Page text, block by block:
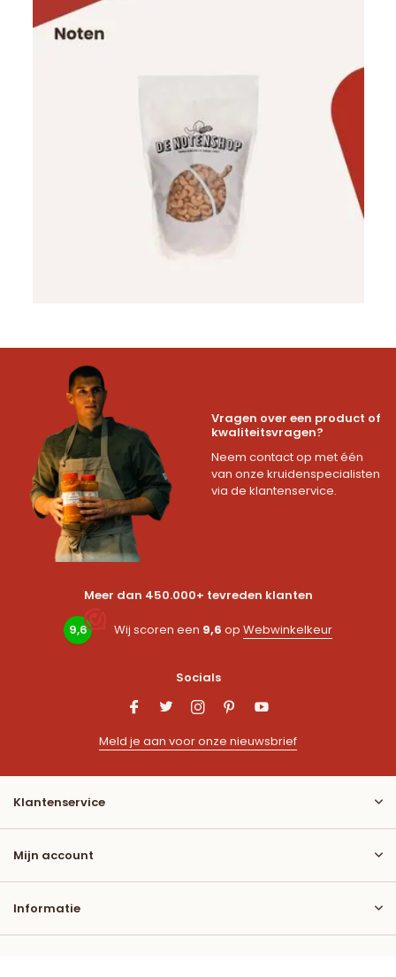
Vragen over een product of
kwaliteitsvragen?
Neem contact op met één
van onze kruidenspecialisten
via de klantenservice.
Meer dan 450.000+ tevreden klanten
9,6 Wij scoren een 9,6 op Webwinkelkeur
Socials
Meld je aan voor onze nieuwsbrief
Klantenservice
Mijn account
Informatie